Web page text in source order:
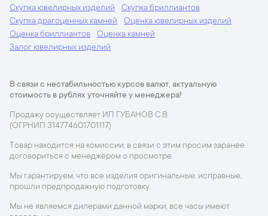
Скупка ювелирных изделий
Скупка бриллиантов
Скупка драгоценных камней
Оценка ювелирных изделий
Оценка бриллиантов
Оценка камней
Залог ювелирных изделий
В связи с нестабильностью курсов валют, актуальную
стоимость в рублях уточняйте у менеджера!
Продажу осуществляет ИП ГУБАНОВ С.В.
(ОГРНИП 314774601701117)
Товар находится на комиссии, в связи с этим просим заранее
договориться с менеджером о просмотре.
Мы гарантируем, что все изделия оригинальные, исправные,
прошли предпродажную подготовку.
Мы не являемся дилерами данной марки, все часы имеют